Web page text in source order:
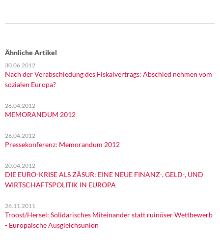
Ähnliche Artikel
30.06.2012
Nach der Verabschiedung des Fiskalvertrags: Abschied nehmen vom
sozialen Europa?
26.04.2012
MEMORANDUM 2012
26.04.2012
Pressekonferenz: Memorandum 2012
20.04.2012
DIE EURO-KRISE ALS ZÄSUR: EINE NEUE FINANZ-, GELD-, UND
WIRTSCHAFTSPOLITIK IN EUROPA
26.11.2011
Troost/Hersel: Solidarisches Miteinander statt ruinöser Wettbewerb
- Europäische Ausgleichsunion